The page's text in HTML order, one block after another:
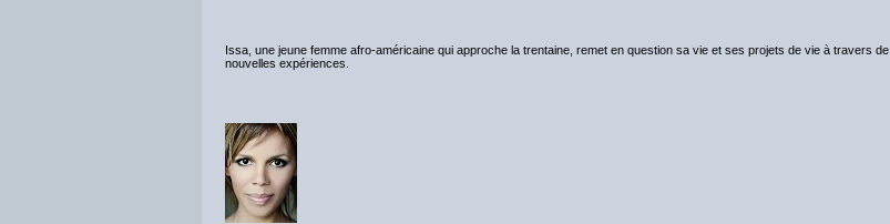
Issa, une jeune femme afro-américaine qui approche la trentaine, remet en question sa vie et ses projets de vie à travers de
nouvelles expériences.